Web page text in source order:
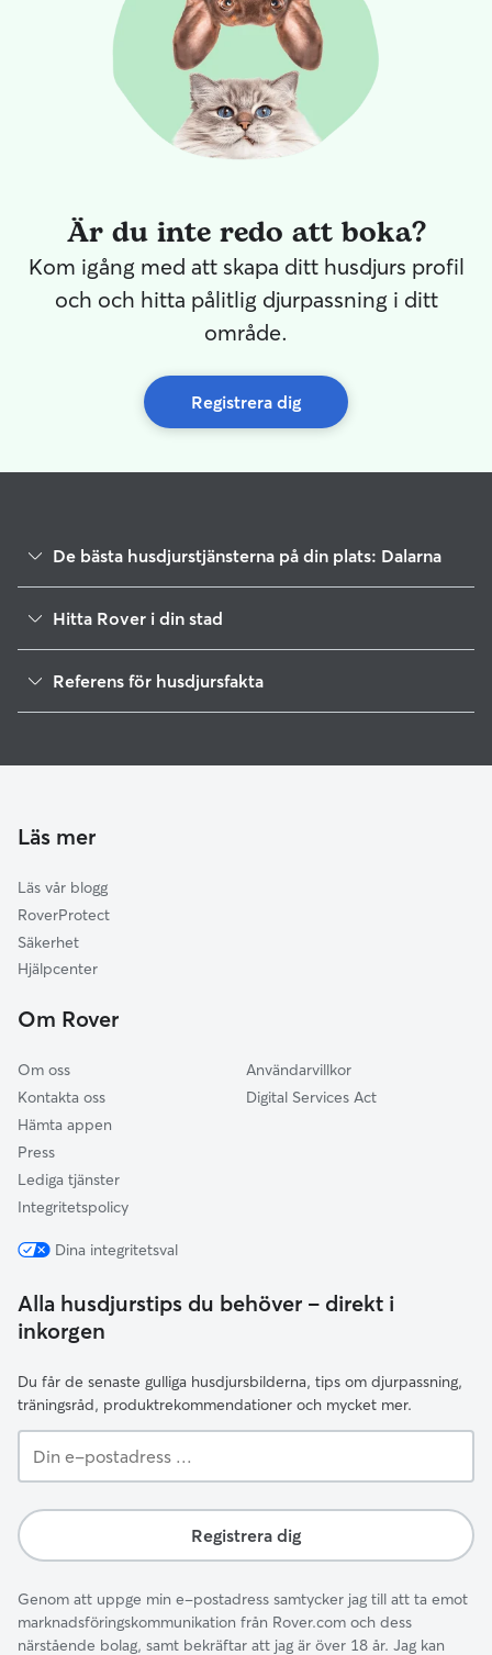
Är du inte redo att boka?
Kom igång med att skapa ditt husdjurs profil
och och hitta pålitlig djurpassning i ditt
område.
Registrera dig
De bästa husdjurstjänsterna på din plats: Dalarna
Hundvakt i Ludvika
Hunddagis i Ludvika
Kattvakt i Ludvika
Hitta Rover i din stad
Referens för husdjursfakta
Läs mer
Läs vår blogg
RoverProtect
Säkerhet
Hjälpcenter
Om Rover
Om oss
Kontakta oss
Hämta appen
Press
Lediga tjänster
Integritetspolicy
Användarvillkor
Digital Services Act
Dina integritetsval
Alla husdjurstips du behöver – direkt i
inkorgen
Du får de senaste gulliga husdjursbilderna, tips om djurpassning,
träningsråd, produktrekommendationer och mycket mer.
e-
...
Registrera dig
Genom att uppge min e-postadress samtycker jag till att ta emot
marknadsföringskommunikation från Rover.com och dess
närstående bolag, samt bekräftar att jag är över 18 år. Jag kan